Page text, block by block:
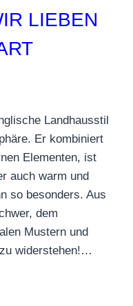
LIEBEN
Landhausstil
Er kombiniert
Elementen, ist
auch warm und
so besonders. Aus
dem
Mustern und
widerstehen!…